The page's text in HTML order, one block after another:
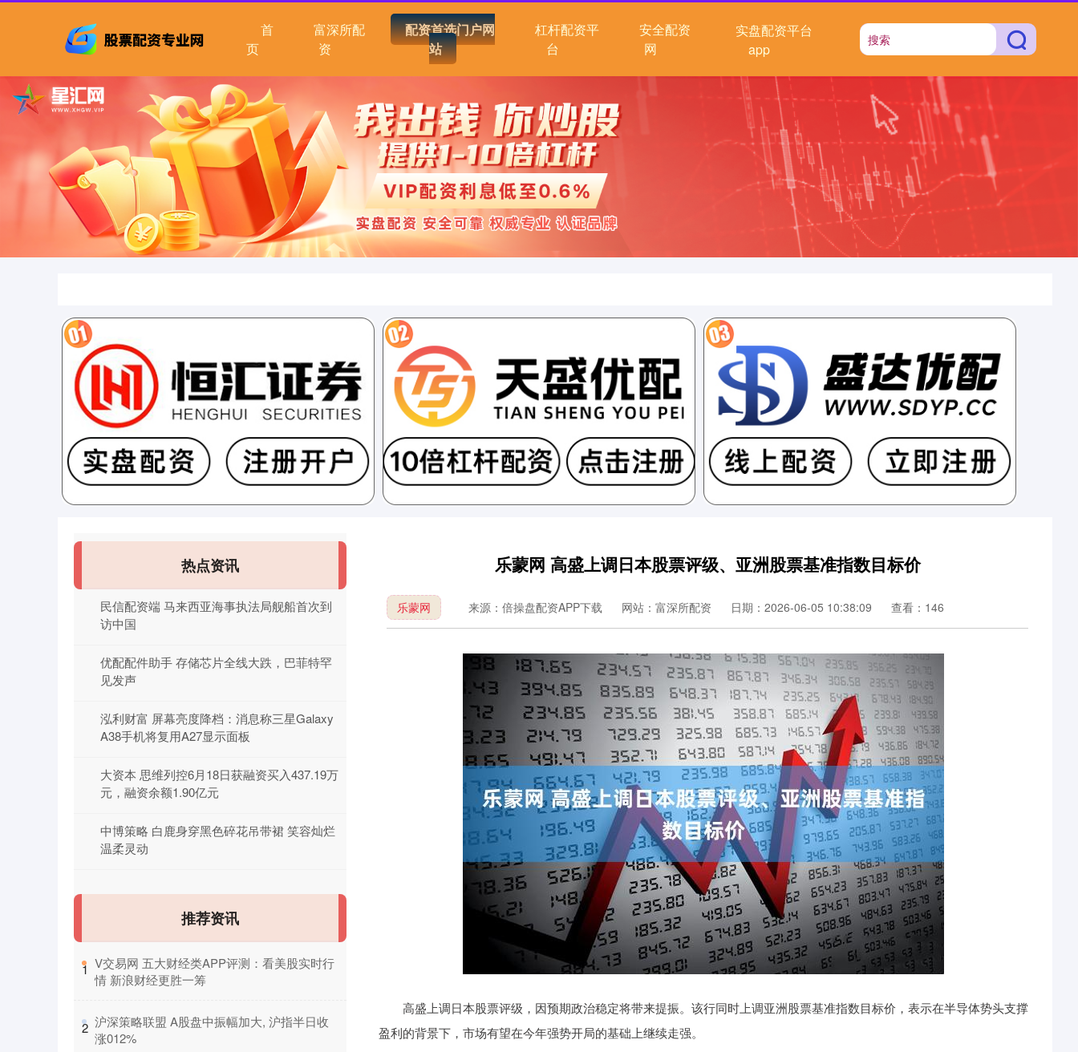
首
页
富深所配
资
配资首选门户网
站
杠杆配资平
台
安全配资
网
实盘配资平台
app
乐蒙网 高盛上调日本股票评级、亚洲股票基准指数目标价
乐蒙网 来源：倍操盘配资APP下载 网站：富深所配资 日期：2026-06-05 10:38:09 查看：146
高盛上调日本股票评级，因预期政治稳定将带来提振。该行同时上调亚洲股票基准指数目标价，表示在半导体势头支撑
盈利的背景下，市场有望在今年强势开局的基础上继续走强。
热点资讯
民信配资端 马来西亚海事执法局舰船首次到
访中国
优配配件助手 存储芯片全线大跌，巴菲特罕
见发声
泓利财富 屏幕亮度降档：消息称三星Galaxy
A38手机将复用A27显示面板
大资本 思维列控6月18日获融资买入437.19万
元，融资余额1.90亿元
中博策略 白鹿身穿黑色碎花吊带裙 笑容灿烂
温柔灵动
推荐资讯
1 ​V交易网 五大财经类APP评测：看美股实时行
情 新浪财经更胜一筹
2 ​沪深策略联盟 A股盘中振幅加大, 沪指半日收
涨012%